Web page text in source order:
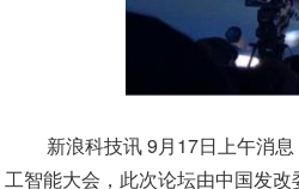
新浪科技讯 9月17日上午消息
工智能大会，此次论坛由中国发